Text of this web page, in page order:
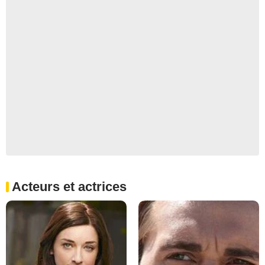
Acteurs et actrices